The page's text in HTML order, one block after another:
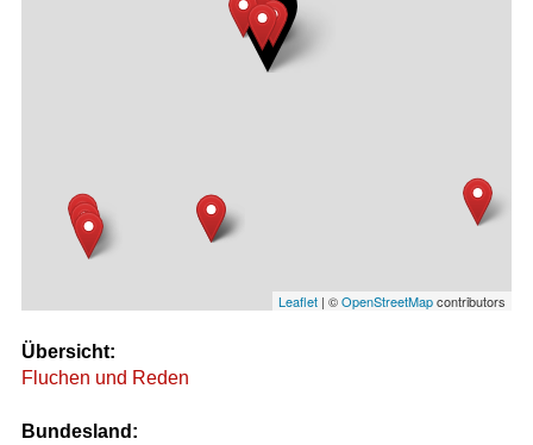
Leaflet | ©OpenStreetMapcontributors
Übersicht:
Fluchen und Reden
Bundesland: